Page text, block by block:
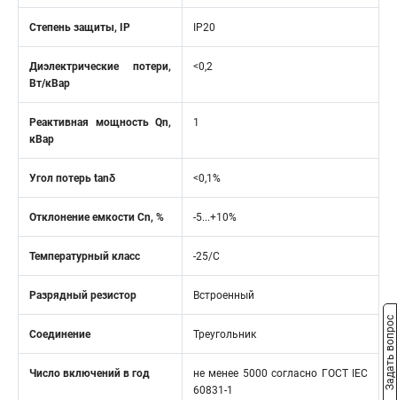
Степень защиты, IP IP20
Диэлектрические потери,
Вт/кВар
<0,2
Реактивная мощность Qn,
кВар
1
Угол потерь tanδ <0,1%
Отклонение емкости Cn, % -5...+10%
Температурный класс -25/С
Разрядный резистор Встроенный
Соединение Треугольник
Число включений в год
не менее 5000 согласно ГОСТ IEC
60831-1
Задать вопрос